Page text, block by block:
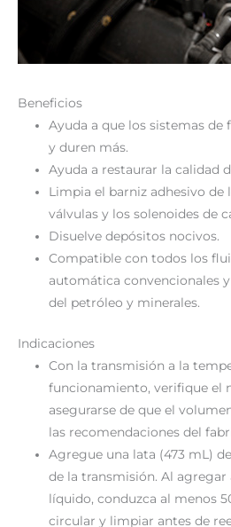
Beneficios
Ayuda a que los sistemas
y duren más.
Ayuda a restaurar la calidad
Limpia el barniz adhesivo de
válvulas y los solenoides de
Disuelve depósitos nocivos.
Compatible con todos los
automática convencionales
del petróleo y minerales.
Indicaciones
Con la transmisión a la
funcionamiento, verifique el
asegurarse de que el
las recomendaciones del
Agregue una lata (473 mL)
de la transmisión. Al
líquido, conduzca al menos
circular y limpiar antes de